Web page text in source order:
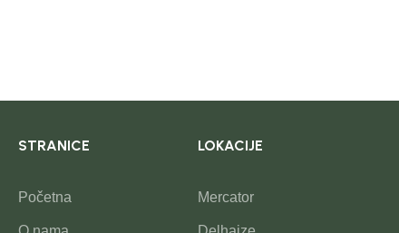
STRANICE
Početna
LOKACIJE
Mercator